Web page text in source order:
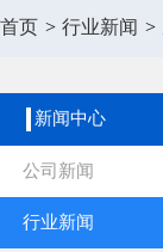
首页 > 行业新闻 >
新闻中心
公司新闻
行业新闻